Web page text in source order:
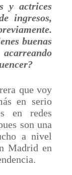
y actrices
ingresos,
buenas
que voy
en serio
en redes
son una
a nivel
Madrid en